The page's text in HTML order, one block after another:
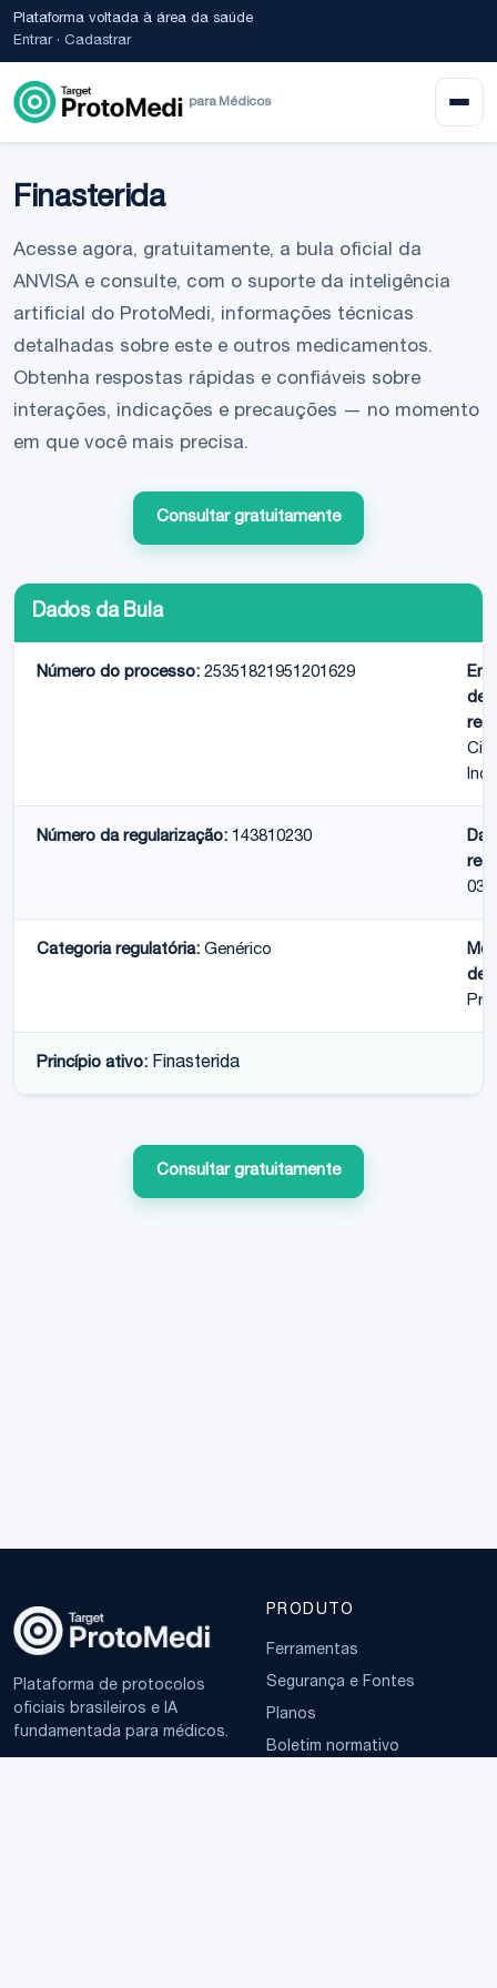
Plataforma voltada à área da saúde
Entrar· Cadastrar
para Médicos
Finasterida
Acesse agora, gratuitamente, a bula oficial da
ANVISA e consulte, com o suporte da inteligência
artificial do ProtoMedi, informações técnicas
detalhadas sobre este e outros medicamentos.
Obtenha respostas rápidas e confiáveis sobre
interações, indicações e precauções — no momento
em que você mais precisa.
Consultar gratuitamente
Dados da Bula
Número do processo: 25351821951201629
Número da regularização: 143810230
03/
Categoria regulatória: Genérico
de
Princípio ativo: Finasterida
Consultar gratuitamente
Plataforma de protocolos
oficiais brasileiros e IA
fundamentada para médicos.
PRODUTO
Ferramentas
Segurança e Fontes
Planos
Boletim normativo